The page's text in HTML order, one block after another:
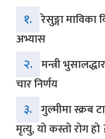
१. रेसुङ्गा माविका
अभ्यास
२. मन्त्री
चार निर्णय
३. गुल्मीमा स्क्रब
मृत्यु, यो कस्तो रोग